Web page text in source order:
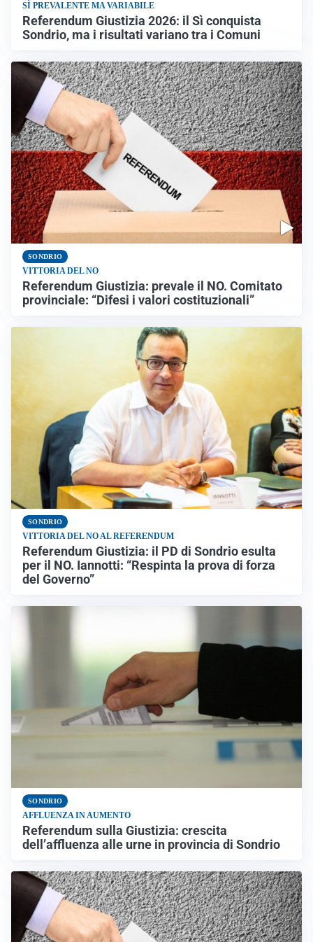
SÌ PREVALENTE MA VARIABILE
Referendum Giustizia 2026: il Sì conquista
Sondrio, ma i risultati variano tra i Comuni
SONDRIO
VITTORIA DEL NO
Referendum Giustizia: prevale il NO. Comitato
provinciale: “Difesi i valori costituzionali”
SONDRIO
VITTORIA DEL NO AL REFERENDUM
Referendum Giustizia: il PD di Sondrio esulta
per il NO. Iannotti: “Respinta la prova di forza
del Governo”
SONDRIO
AFFLUENZA IN AUMENTO
Referendum sulla Giustizia: crescita
dell’affluenza alle urne in provincia di Sondrio